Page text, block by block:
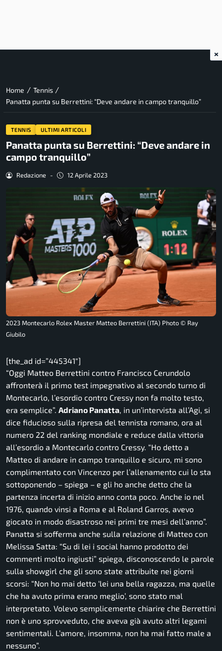
Home / Tennis /
Panatta punta su Berrettini: “Deve andare in campo tranquillo”
TENNIS ULTIMI ARTICOLI
Panatta punta su Berrettini: “Deve andare in
campo tranquillo”
Redazione - 12 Aprile 2023
2023 Montecarlo Rolex Master Matteo Berrettini (ITA) Photo © Ray
Giubilo
[the_ad id=”445341″]
“Oggi Matteo Berrettini contro Francisco Cerundolo
affronterà il primo test impegnativo al secondo turno di
Montecarlo, l’esordio contro Cressy non fa molto testo,
era semplice”. Adriano Panatta, in un’intervista all’Agi, si
dice fiducioso sulla ripresa del tennista romano, ora al
numero 22 del ranking mondiale e reduce dalla vittoria
all’esordio a Montecarlo contro Cressy. “Ho detto a
Matteo di andare in campo tranquillo e sicuro, mi sono
complimentato con Vincenzo per l’allenamento cui lo sta
sottoponendo – spiega – e gli ho anche detto che la
partenza incerta di inizio anno conta poco. Anche io nel
1976, quando vinsi a Roma e al Roland Garros, avevo
giocato in modo disastroso nei primi tre mesi dell’anno”.
Panatta si sofferma anche sulla relazione di Matteo con
Melissa Satta: “Su di lei i social hanno prodotto dei
commenti molto ingiusti” spiega, disconoscendo le parole
sulla showgirl che gli sono state attribuite nei giorni
scorsi: “Non ho mai detto ‘lei una bella ragazza, ma quelle
che ha avuto prima erano meglio’, sono stato mal
interpretato. Volevo semplicemente chiarire che Berrettini
non è uno sprovveduto, che aveva già avuto altri legami
sentimentali. L’amore, insomma, non ha mai fatto male a
nessuno”.
×